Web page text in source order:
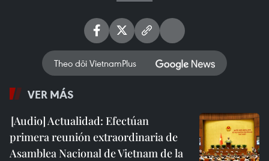
Theo dõi VietnamPlus
VER MÁS
Actualidad: Efectúan
primera reunión extraordinaria de
Asamblea Nacional de Vietnam de la